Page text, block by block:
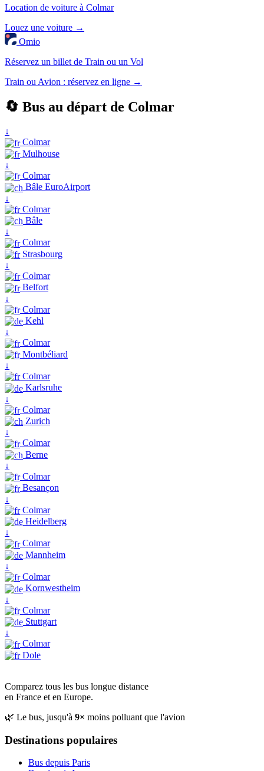
Location de voiture à Colmar
Louez une voiture →
Omio
Réservez un billet de Train ou un Vol
Train ou Avion : réservez en ligne →
🔄 Bus au départ de Colmar
↓
Colmar
Mulhouse
↓
Colmar
Bâle EuroAirport
↓
Colmar
Bâle
↓
Colmar
Strasbourg
↓
Colmar
Belfort
↓
Colmar
Kehl
↓
Colmar
Montbéliard
↓
Colmar
Karlsruhe
↓
Colmar
Zurich
↓
Colmar
Berne
↓
Colmar
Besançon
↓
Colmar
Heidelberg
↓
Colmar
Mannheim
↓
Colmar
Kornwestheim
↓
Colmar
Stuttgart
↓
Colmar
Dole
Comparez tous les bus longue distance
en France et en Europe.
🌿 Le bus, jusqu'à 9× moins polluant que l'avion
Destinations populaires
Bus depuis Paris